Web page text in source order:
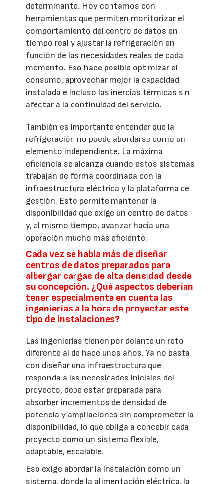
determinante. Hoy contamos con
herramientas que permiten monitorizar el
comportamiento del centro de datos en
tiempo real y ajustar la refrigeración en
función de las necesidades reales de cada
momento. Eso hace posible optimizar el
consumo, aprovechar mejor la capacidad
instalada e incluso las inercias térmicas sin
afectar a la continuidad del servicio.
También es importante entender que la
refrigeración no puede abordarse como un
elemento independiente. La máxima
eficiencia se alcanza cuando estos sistemas
trabajan de forma coordinada con la
infraestructura eléctrica y la plataforma de
gestión. Esto permite mantener la
disponibilidad que exige un centro de datos
y, al mismo tiempo, avanzar hacia una
operación mucho más eficiente.
Cada vez se habla más de diseñar
centros de datos preparados para
albergar cargas de alta densidad desde
su concepción. ¿Qué aspectos deberían
tener especialmente en cuenta las
ingenierías a la hora de proyectar este
tipo de instalaciones?
Las ingenierías tienen por delante un reto
diferente al de hace unos años. Ya no basta
con diseñar una infraestructura que
responda a las necesidades iniciales del
proyecto, debe estar preparada para
absorber incrementos de densidad de
potencia y ampliaciones sin comprometer la
disponibilidad, lo que obliga a concebir cada
proyecto como un sistema flexible,
adaptable, escalable.
Eso exige abordar la instalación como un
sistema, donde la alimentación eléctrica, la